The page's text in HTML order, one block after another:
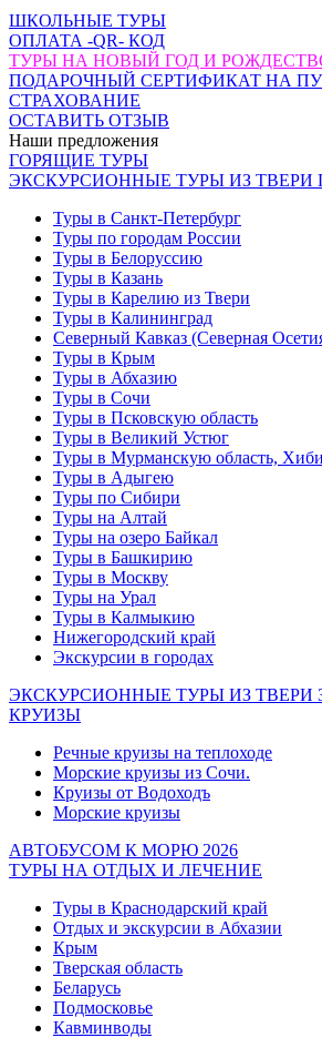
ШКОЛЬНЫЕ ТУРЫ
ОПЛАТА -QR- КОД
ТУРЫ НА НОВЫЙ ГОД И
ПОДАРОЧНЫЙ СЕРТИФИКАТ НА
СТРАХОВАНИЕ
ОСТАВИТЬ ОТЗЫВ
Наши предложения
ГОРЯЩИЕ ТУРЫ
ЭКСКУРСИОННЫЕ ТУРЫ ИЗ ТВЕРИ
Туры в Санкт-Петербург
Туры по городам России
Туры в Белоруссию
Туры в Казань
Туры в Карелию из Твери
Туры в Калининград
Северный Кавказ (Северная
Туры в Крым
Туры в Абхазию
Туры в Сочи
Туры в Псковскую область
Туры в Великий Устюг
Туры в Мурманскую область,
Туры в Адыгею
Туры по Сибири
Туры на Алтай
Туры на озеро Байкал
Туры в Башкирию
Туры в Москву
Туры на Урал
Туры в Калмыкию
Нижегородский край
Экскурсии в городах
ЭКСКУРСИОННЫЕ ТУРЫ ИЗ ТВЕРИ
КРУИЗЫ
Речные круизы на теплоходе
Морские круизы из Сочи.
Круизы от Водоходъ
Морские круизы
АВТОБУСОМ К МОРЮ 2026
ТУРЫ НА ОТДЫХ И ЛЕЧЕНИЕ
Туры в Краснодарский край
Отдых и экскурсии в Абхазии
Крым
Тверская область
Беларусь
Подмосковье
Кавминводы